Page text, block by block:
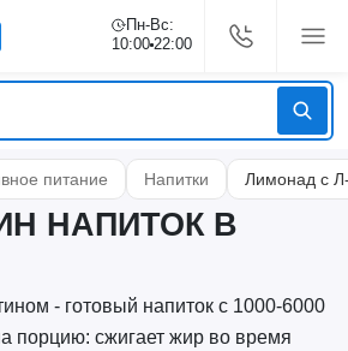
Пн-Вс:
10:00 22:00
питание Напитки Лимонад с
НАПИТОК В
- готовый напиток с 1000-6000
порцию: сжигает жир во время